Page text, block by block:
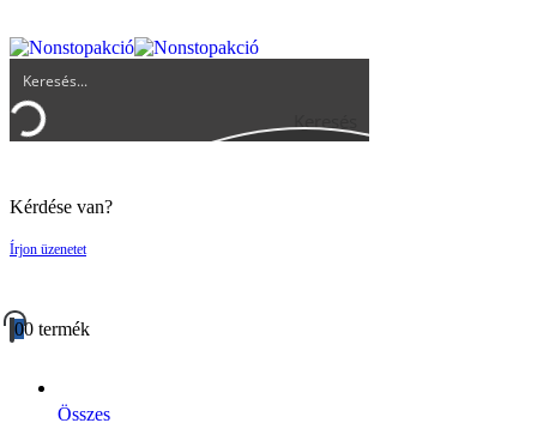
Keresés
Kérdése van?
Írjon üzenetet
00 termék
Összes